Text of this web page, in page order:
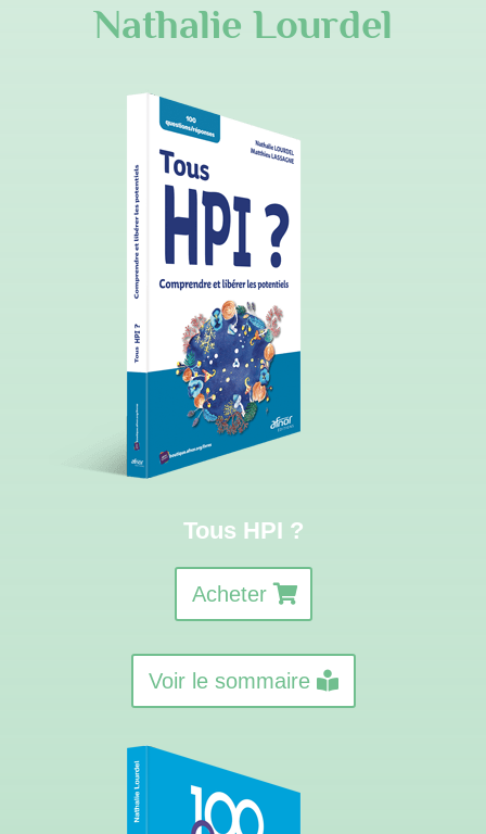
Nathalie Lourdel
Tous HPI ?
Acheter
Voir le sommaire